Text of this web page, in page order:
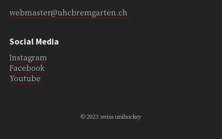
webmaster@uhcbremgarten.ch
Social Media
Instagram
Facebook
Youtube
© 2023 swiss unihockey